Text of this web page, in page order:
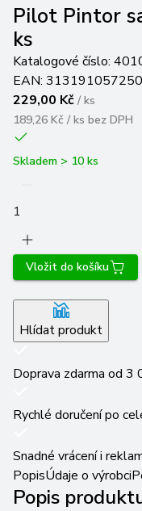
Pilot Pintor
ks
Katalogové číslo:
EAN:
229,00 Kč / ks
189,26 Kč / ks bez DPH
Skladem > 10 ks
Vložit do košíku
Hlídat produkt
Doprava zdarma od 3
Rychlé doručení po
Snadné vrácení i
PopisÚdaje o výrobci
Popis